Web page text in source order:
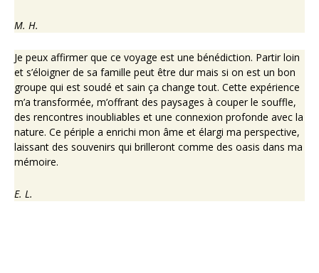
M. H.
Je peux affirmer que ce voyage est une bénédiction. Partir loin
et s’éloigner de sa famille peut être dur mais si on est un bon
groupe qui est soudé et sain ça change tout. Cette expérience
m’a transformée, m’offrant des paysages à couper le souffle,
des rencontres inoubliables et une connexion profonde avec la
nature. Ce périple a enrichi mon âme et élargi ma perspective,
laissant des souvenirs qui brilleront comme des oasis dans ma
mémoire.
E. L.